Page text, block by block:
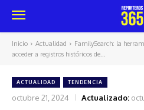
Inicio Actualidad
FamilySearch: la
acceder a registros históricos de...
ACTUALIDAD TENDENCIA
octubre 21, 2024 Actualizado: